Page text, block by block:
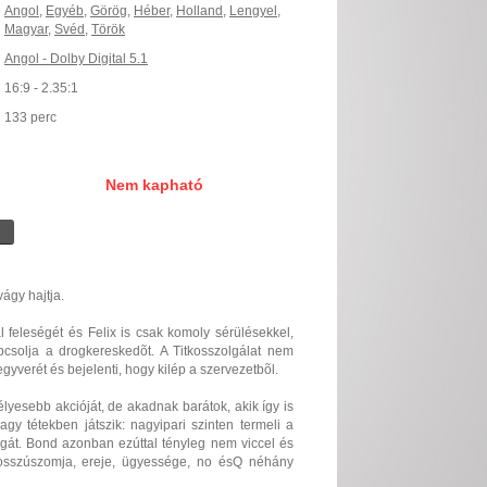
Angol , Egyéb, Görög, Héber, Holland , Lengyel ,
Magyar, Svéd , Török
Angol - Dolby Digital 5.1
16:9 - 2.35:1
133 perc
Nem kapható
hajtja.
és Felix is csak komoly sérülésekkel,
a drogkereskedõt. A Titkosszolgálat nem
és bejelenti, hogy kilép a szervezetbõl.
akcióját, de akadnak barátok, akik így is
tétekben játszik: nagyipari szinten termeli a
Bond azonban ezúttal tényleg nem viccel és
ereje, ügyessége, no ésQ néhány